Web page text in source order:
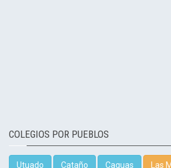
COLEGIOS POR PUEBLOS
Utuado Cataño Caguas Las